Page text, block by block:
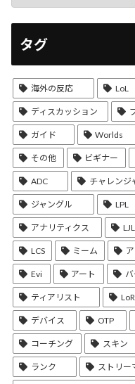
タグ
海外の反応 LoL
ディスカッション
ガイド Worlds
その他 ビギナー
ADC チャレンジ
ジャングル LPL
アナリティクス LJL
LCS ミーム
Evi アート
ティアリスト LoR
デバイス OTP
コーチング スキン
ランク ストリー